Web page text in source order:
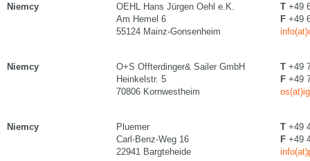
Niemcy
OEHL Hans Jürgen Oehl e.K.
Am Hemel 6
55124 Mainz-Gonsenheim
T +49
F +49
Niemcy
O+S Offterdinger& Sailer GmbH
Heinkelstr. 5
70806 Kornwestheim
T +49
F +49
Niemcy
Pluemer
Carl-Benz-Weg 16
22941 Bargteheide
T +49
F +49